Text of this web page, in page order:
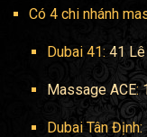
Có 4 chi nhánh
Dubai 41: 41
Massage ACE:
Dubai Tân